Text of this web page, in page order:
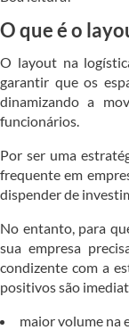
O que é o
O layout na
garantir que os
dinamizando a
funcionários.
Por ser uma
frequente em
dispender de
No entanto, para
sua empresa
condizente com a
positivos são
maior volume na